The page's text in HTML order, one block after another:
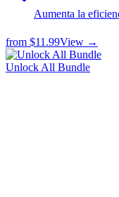
Aumenta la
from $11.99View →
Unlock All Bundle